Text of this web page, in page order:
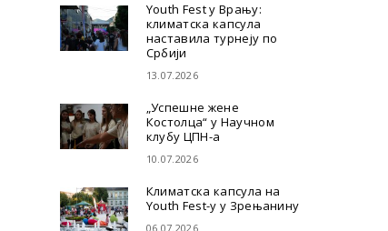
Youth Fest у Врању:
климатска капсула
наставила турнеју по
Србији
13.07.2026
„Успешне жене
Костолца“ у Научном
клубу ЦПН-а
10.07.2026
Климатска капсула на
Youth Fest-у у Зрењанину
06.07.2026